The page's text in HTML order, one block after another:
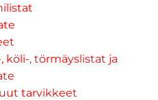
köli-, törmäyslistat ja
tarvikkeet